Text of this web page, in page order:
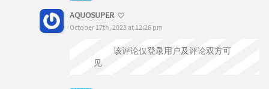
AQUOSUPER
October 17th, 2023 at 12:26 pm
该评论仅登录用户及评论双方可
见